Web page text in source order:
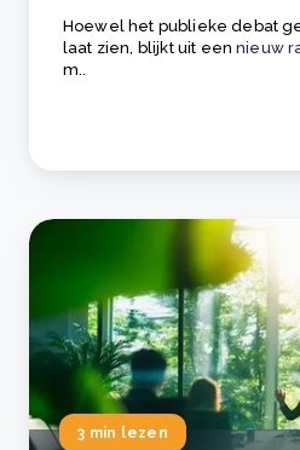
Hoewel het publieke debat
laat zien, blijkt uit eennieuw
m..
3 min lezen